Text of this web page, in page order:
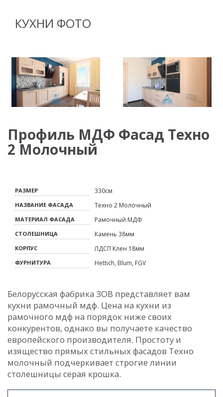
КУХНИ ФОТО
Профиль МДФ Фасад Техно
2 Молочный
РАЗМЕР 330см
НАЗВАНИЕ ФАСАДА Техно 2 Молочный
МАТЕРИАЛ ФАСАДА Рамочный МДФ
СТОЛЕШНИЦА Камень 38мм
КОРПУС ЛДСП Клен 18мм
ФУРНИТУРА Hettich, Blum, FGV
Белорусская фабрика ЗОВ представляет вам
кухни рамочный мдф. Цена на кухни из
рамочного мдф на порядок ниже своих
конкурентов, однако вы получаете качество
европейского производителя. Простоту и
изящество прямых стильных фасадов Техно
молочный подчеркивает строгие линии
столешницы серая крошка.